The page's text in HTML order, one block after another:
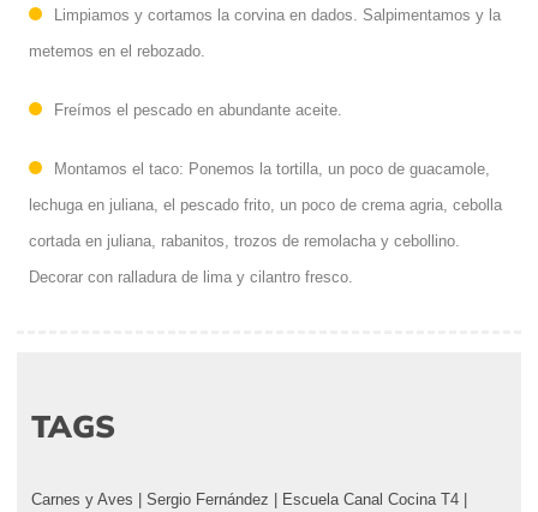
Limpiamos y cortamos la corvina en dados. Salpimentamos y la
metemos en el rebozado.
Freímos el pescado en abundante aceite.
Montamos el taco: Ponemos la tortilla, un poco de guacamole,
lechuga en juliana, el pescado frito, un poco de crema agria, cebolla
cortada en juliana, rabanitos, trozos de remolacha y cebollino.
Decorar con ralladura de lima y cilantro fresco.
TAGS
Carnes y Aves Sergio Fernández Escuela Canal Cocina T4